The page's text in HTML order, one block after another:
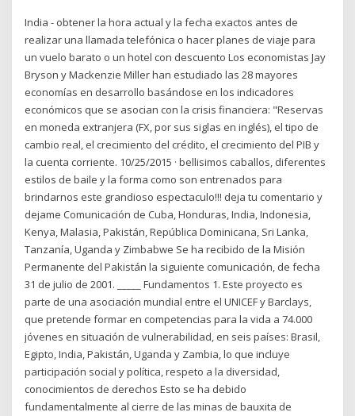
India - obtener la hora actual y la fecha exactos antes de
realizar una llamada telefónica o hacer planes de viaje para
un vuelo barato o un hotel con descuento Los economistas Jay
Bryson y Mackenzie Miller han estudiado las 28 mayores
economías en desarrollo basándose en los indicadores
económicos que se asocian con la crisis financiera: "Reservas
en moneda extranjera (FX, por sus siglas en inglés), el tipo de
cambio real, el crecimiento del crédito, el crecimiento del PIB y
la cuenta corriente. 10/25/2015 · bellisimos caballos, diferentes
estilos de baile y la forma como son entrenados para
brindarnos este grandioso espectaculo!!! deja tu comentario y
dejame Comunicación de Cuba, Honduras, India, Indonesia,
Kenya, Malasia, Pakistán, República Dominicana, Sri Lanka,
Tanzanía, Uganda y Zimbabwe Se ha recibido de la Misión
Permanente del Pakistán la siguiente comunicación, de fecha
31 de julio de 2001. _____ Fundamentos 1. Este proyecto es
parte de una asociación mundial entre el UNICEF y Barclays,
que pretende formar en competencias para la vida a 74.000
jóvenes en situación de vulnerabilidad, en seis países: Brasil,
Egipto, India, Pakistán, Uganda y Zambia, lo que incluye
participación social y política, respeto a la diversidad,
conocimientos de derechos Esto se ha debido
fundamentalmente al cierre de las minas de bauxita de